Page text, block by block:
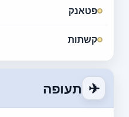
פטאנק
קשתות
✈ תעופה